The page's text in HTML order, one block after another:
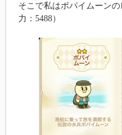
そこで私はポパイムーン
力：5488）